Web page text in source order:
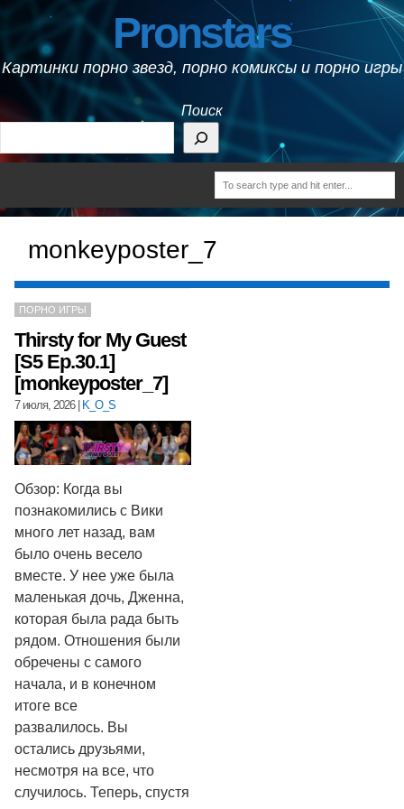
Pronstars
Картинки порно звезд, порно комиксы и порно игры
Поиск
monkeyposter_7
ПОРНО ИГРЫ
Thirsty for My Guest
[S5 Ep.30.1]
[monkeyposter_7]
7 июля, 2026| K_O_S
Обзор: Когда вы
познакомились с Вики
много лет назад, вам
было очень весело
вместе. У нее уже была
маленькая дочь, Дженна,
которая была рада быть
рядом. Отношения были
обречены с самого
начала, и в конечном
итоге все
развалилось. Вы
остались друзьями,
несмотря на все, что
случилось. Теперь, спустя